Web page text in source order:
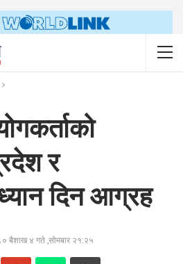
र
दिन आग्रह
बैशाख ४ गते ,सोमबार २१:२५